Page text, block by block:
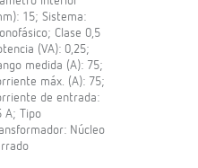
15; Sistema:
Clase 0,5
(VA): 0,25;
medida (A): 75;
máx. (A): 75;
de entrada:
A; Tipo
Núcleo